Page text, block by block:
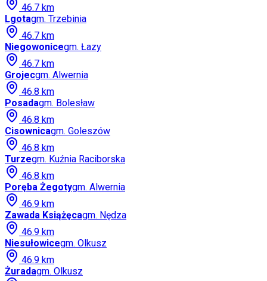
46.7 km
Lgotagm. Trzebinia
46.7 km
Niegowonicegm. Łazy
46.7 km
Grojecgm. Alwernia
46.8 km
Posadagm. Bolesław
46.8 km
Cisownicagm. Goleszów
46.8 km
Turzegm. Kuźnia Raciborska
46.8 km
Poręba Żegotygm. Alwernia
46.9 km
Zawada Książęcagm. Nędza
46.9 km
Niesułowicegm. Olkusz
46.9 km
Żuradagm. Olkusz